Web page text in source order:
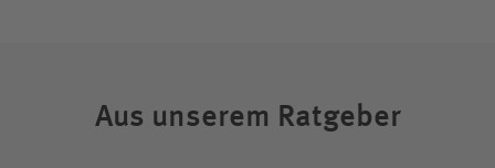
Aus unserem Ratgeber